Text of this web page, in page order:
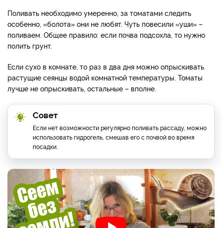
Поливать необходимо умеренно, за томатами следить
особенно, «болота» они не любят. Чуть повесили «уши» –
поливаем. Общее правило: если почва подсохла, то нужно
полить грунт.
Если сухо в комнате, то раз в два дня можно опрыскивать
растущие сеянцы водой комнатной температуры. Томаты
лучше не опрыскивать, остальные – вполне.
Совет
Если нет возможности регулярно поливать рассаду, можно
использовать гидрогель, смешав его с почвой во время
посадки.